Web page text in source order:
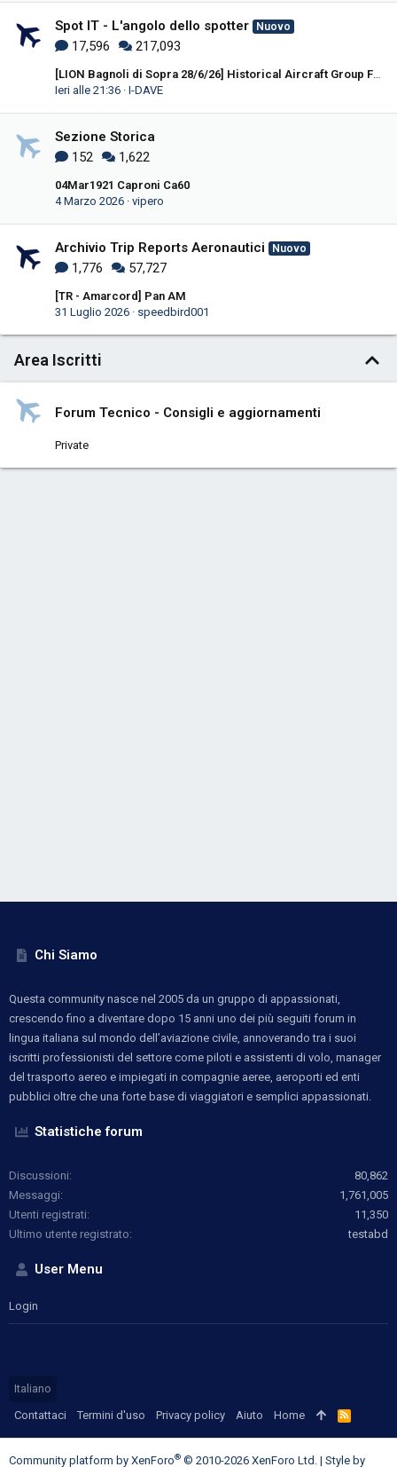
Spot IT - L'angolo dello spotter Nuovo
17,596 217,093
[LION Bagnoli di Sopra 28/6/26] Historical Aircraft Group FlyParty 2026
Ieri alle 21:36 I-DAVE
Sezione Storica
152
1,622
04Mar1921 Caproni Ca60
4 Marzo 2026 vipero
Archivio Trip Reports Aeronautici Nuovo
1,776 57,727
[TR - Amarcord] Pan AM
31 Luglio 2026
speedbird001
Area Iscritti
Forum Tecnico - Consigli e aggiornamenti
Private
Chi Siamo
Questa community nasce nel 2005 da un gruppo di appassionati,
crescendo fino a diventare dopo 15 anni uno dei più seguiti forum in
lingua italiana sul mondo dell’aviazione civile, annoverando tra i suoi
iscritti professionisti del settore come piloti e assistenti di volo, manager
del trasporto aereo e impiegati in compagnie aeree, aeroporti ed enti
pubblici oltre che una forte base di viaggiatori e semplici appassionati.
Statistiche forum
Discussioni
80,862
Messaggi
1,761,005
Utenti registrati
11,350
Ultimo utente registrato
testabd
User Menu
Login
Italiano
Contattaci
Termini d'uso Privacy policy Aiuto Home
R
S
S
Community platform by XenForo® © 2010-2026 XenForo Ltd. | Style by